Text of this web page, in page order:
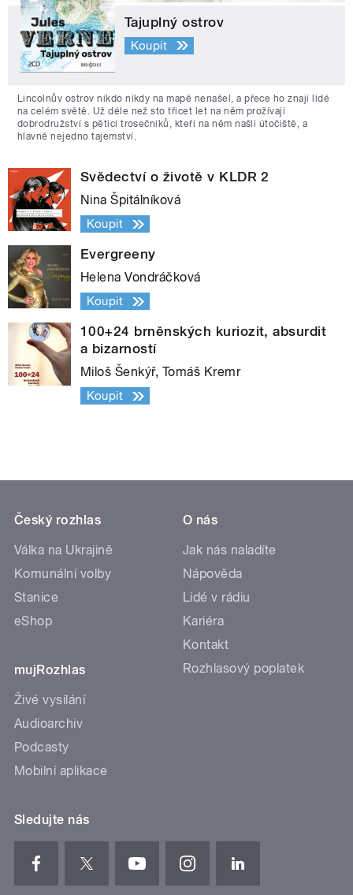
Tajuplný ostrov
Koupit
Lincolnův ostrov nikdo nikdy na mapě nenašel, a přece ho znají lidé
na celém světě. Už déle než sto třicet let na něm prožívají
dobrodružství s pěticí trosečníků, kteří na něm našli útočiště, a
hlavně nejedno tajemství.
Svědectví o životě v KLDR 2
Nina Špitálníková
Koupit
Evergreeny
Helena Vondráčková
Koupit
100+24 brněnských kuriozit, absurdit
a bizarností
Miloš Šenkýř, Tomáš Kremr
Koupit
Český rozhlas
Válka na Ukrajině
Komunální volby
Stanice
eShop
mujRozhlas
Živé vysílání
Audioarchiv
Podcasty
Mobilní aplikace
O nás
Jak nás naladíte
Nápověda
Lidé v rádiu
Kariéra
Kontakt
Rozhlasový poplatek
Sledujte nás